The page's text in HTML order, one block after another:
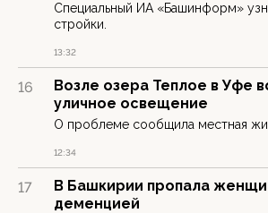
Специальный ИА «Башинформ»
стройки.
13:32
16
Возле озера Теплое в Уфе
уличное освещение
О проблеме сообщила местная
12:34
17
В Башкирии пропала
деменцией